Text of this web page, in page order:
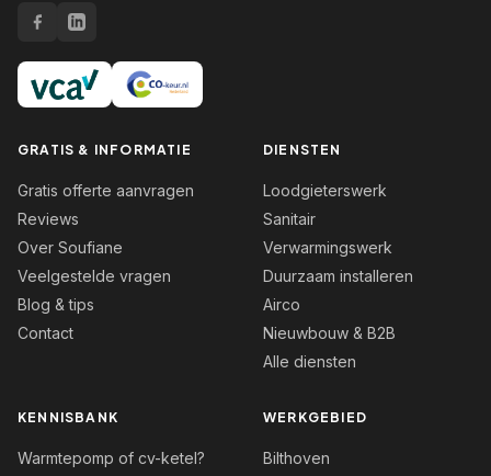
GRATIS & INFORMATIE
Gratis offerte aanvragen
Reviews
Over Soufiane
Veelgestelde vragen
Blog & tips
Contact
DIENSTEN
Loodgieterswerk
Sanitair
Verwarmingswerk
Duurzaam installeren
Airco
Nieuwbouw & B2B
Alle diensten
KENNISBANK
Warmtepomp of cv-ketel?
WERKGEBIED
Bilthoven